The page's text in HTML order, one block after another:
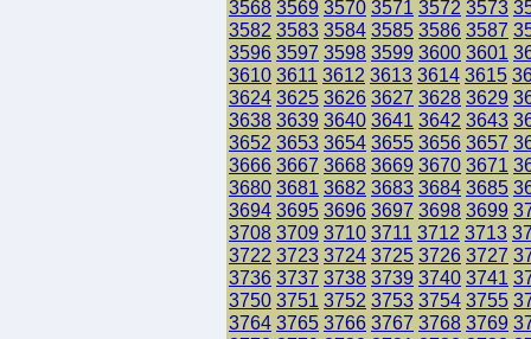
3568 3569 3570 3571 3572 3573
3582 3583 3584 3585 3586 3587
3596 3597 3598 3599 3600 3601
3610 3611 3612 3613 3614 3615
3624 3625 3626 3627 3628 3629
3638 3639 3640 3641 3642 3643
3652 3653 3654 3655 3656 3657
3666 3667 3668 3669 3670 3671
3680 3681 3682 3683 3684 3685
3694 3695 3696 3697 3698 3699
3708 3709 3710 3711 3712 3713
3722 3723 3724 3725 3726 3727
3736 3737 3738 3739 3740 3741
3750 3751 3752 3753 3754 3755
3764 3765 3766 3767 3768 3769